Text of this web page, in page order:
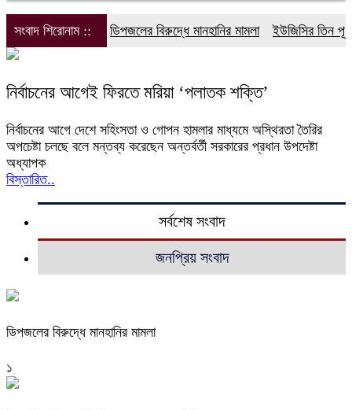
সংবাদ শিরোনাম :: ডিপজলের বিরুদ্ধে মানহানির মামলা ইউজিসির তিন
নির্বাচনের আগেই ফিরতে মরিয়া ‘পলাতক শক্তি’
নির্বাচনের আগে দেশে সহিংসতা ও গোপন হামলার মাধ্যমে অস্থিরতা তৈরির
অপচেষ্টা চলছে বলে মন্তব্য করেছেন অন্তর্বর্তী সরকারের প্রধান উপদেষ্টা
অধ্যাপক
বিস্তারিত..
সর্বশেষ সংবাদ
জনপ্রিয় সংবাদ
ডিপজলের বিরুদ্ধে মানহানির মামলা
১